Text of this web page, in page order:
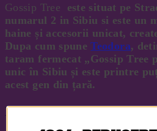
Gossip Tree
este situat pe
numarul 2 in Sibiu si este un
haine și accesorii unicat,
Dupa cum spuneTeodora,
taram fermecat „Gossip Tree
unic în Sibiu și este printre
acest gen din țară.
De ce este unic?